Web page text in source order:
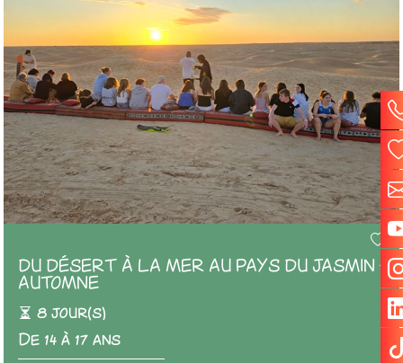
DU DÉSERT À LA MER AU PAYS DU JASMIN -
AUTOMNE
8 jour(s)
De 14 à 17 ans